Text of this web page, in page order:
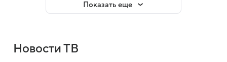
Показать еще
Новости ТВ